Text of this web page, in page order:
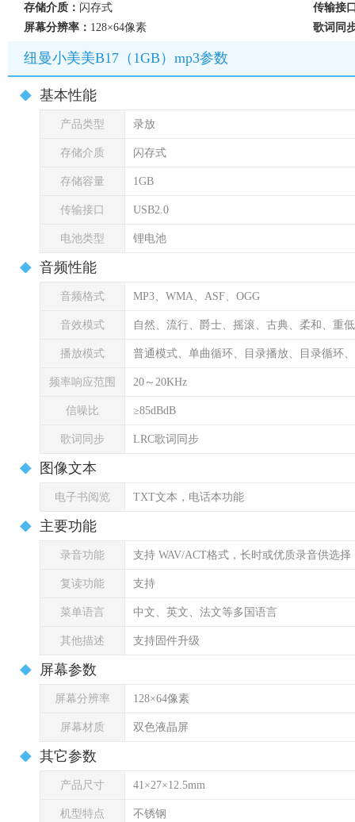
存储介质： 闪存式
传输接
屏幕分辨率： 128×64像素 歌词同
纽曼小美美B17（1GB）mp3参数
基本性能
产品类型 录放
存储介质 闪存式
存储容量 1GB
传输接口 USB2.0
电池类型 锂电池
音频性能
音频格式 MP3、WMA、ASF、OGG
音效模式 自然、流行、爵士、摇滚、古典、柔和、重
播放模式 普通模式、单曲循环、目录播放、目录循环
频率响应范围 20～20KHz
信噪比 ≥85dBdB
歌词同步 LRC歌词同步
图像文本
电子书阅览 TXT文本，电话本功能
主要功能
录音功能 支持 WAV/ACT格式，长时或优质录音供选择
复读功能 支持
菜单语言 中文、英文、法文等多国语言
其他描述 支持固件升级
屏幕参数
屏幕分辨率 128×64像素
屏幕材质 双色液晶屏
其它参数
产品尺寸 41×27×12.5mm
机型特点 不锈钢